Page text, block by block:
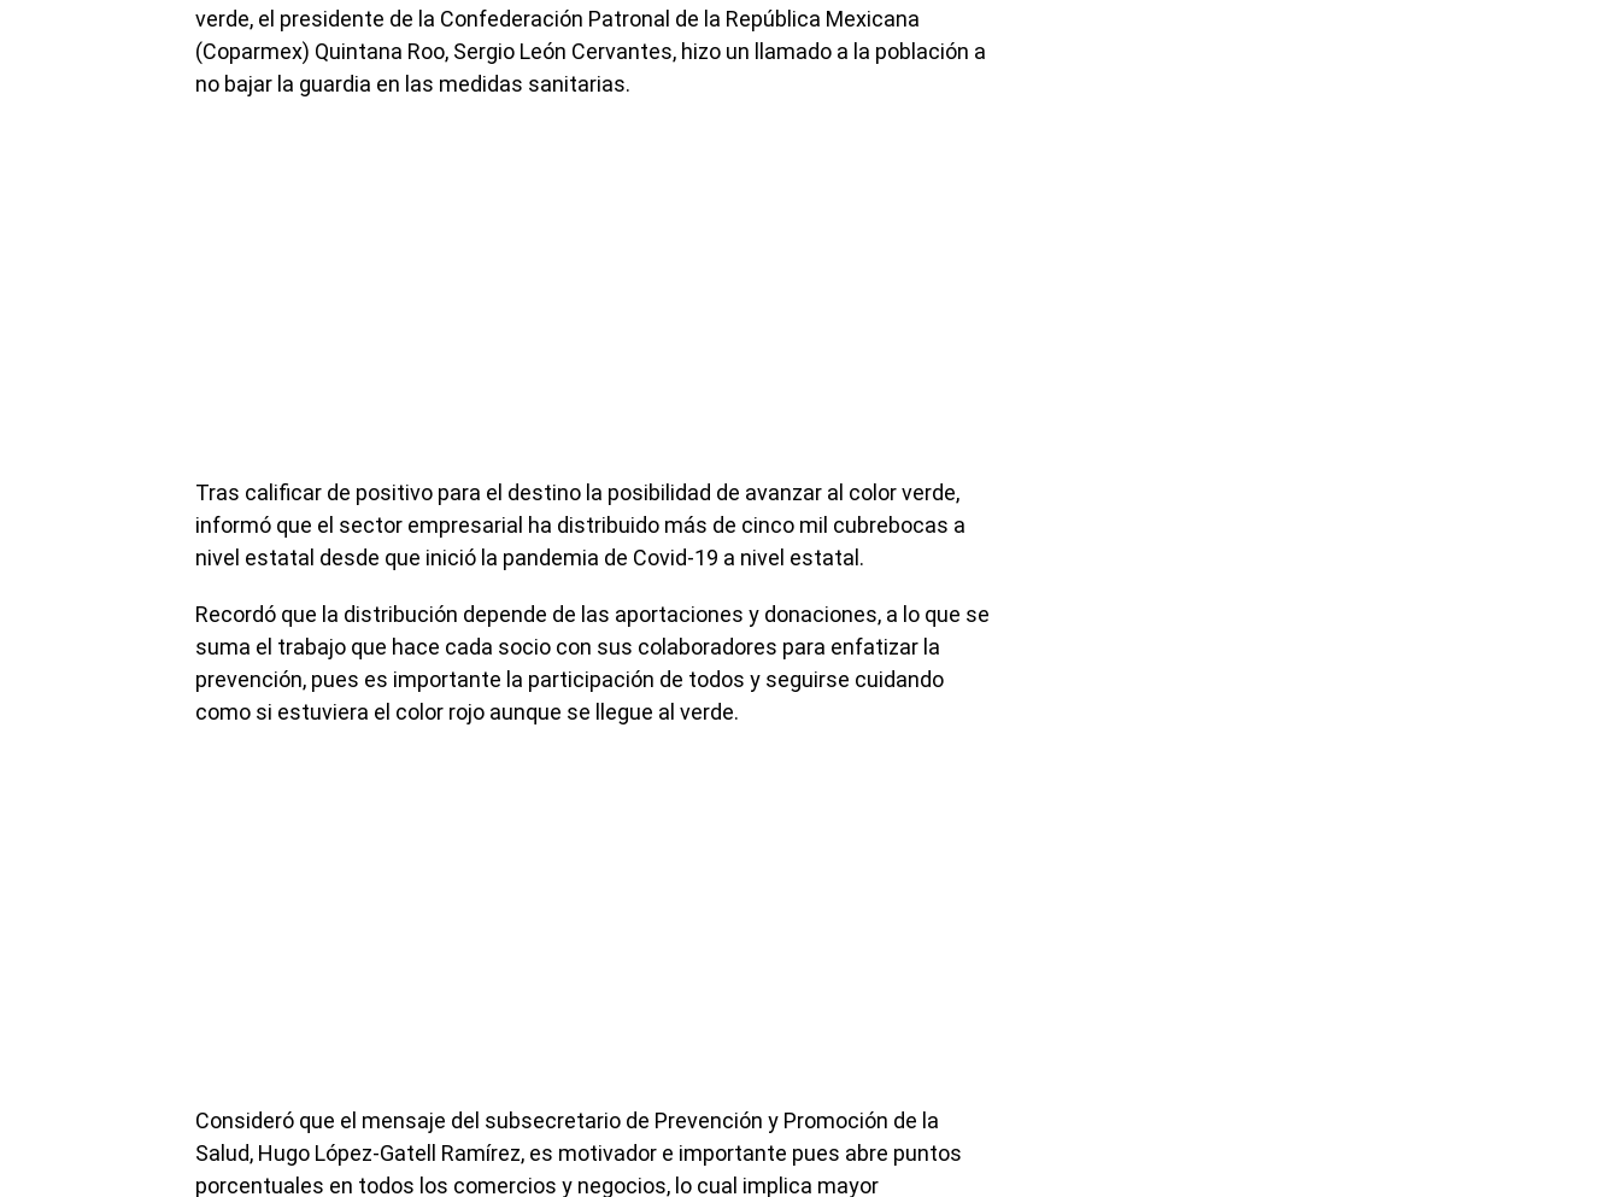
verde, el presidente de la Confederación Patronal de la República Mexicana
(Coparmex) Quintana Roo, Sergio León Cervantes, hizo un llamado a la población a
no bajar la guardia en las medidas sanitarias.
Tras calificar de positivo para el destino la posibilidad de avanzar al color verde,
informó que el sector empresarial ha distribuido más de cinco mil cubrebocas a
nivel estatal desde que inició la pandemia de Covid-19 a nivel estatal.
Recordó que la distribución depende de las aportaciones y donaciones, a lo que se
suma el trabajo que hace cada socio con sus colaboradores para enfatizar la
prevención, pues es importante la participación de todos y seguirse cuidando
como si estuviera el color rojo aunque se llegue al verde.
Consideró que el mensaje del subsecretario de Prevención y Promoción de la
Salud, Hugo López-Gatell Ramírez, es motivador e importante pues abre puntos
porcentuales en todos los comercios y negocios, lo cual implica mayor